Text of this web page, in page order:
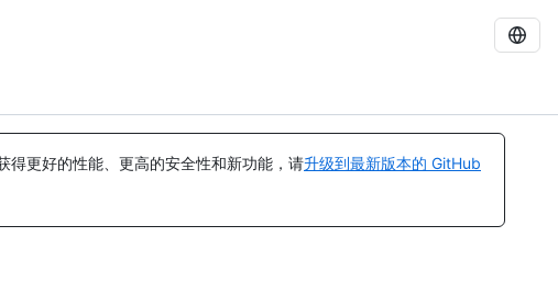
得更好的性能、更高的安全性和新功能，请升级到最新版本的 GitHub